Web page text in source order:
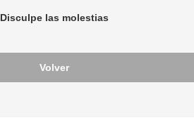
Disculpe las molestias
Volver